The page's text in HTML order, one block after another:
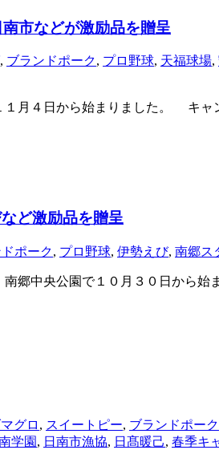
市などが激励品を贈呈
, ブランドポーク, プロ野球, 天福球場,
月４日から始まりました。 キャ
ど激励品を贈呈
ポーク, プロ野球, 伊勢えび, 南郷ス
郷中央公園で１０月３０日から
グロ , スイートピー, ブランドポーク
学園 , 日南市漁協, 日髙暖己, 春季キ